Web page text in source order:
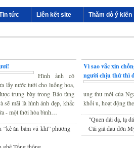
tức Liên kết site Thăm dò ý kiến
Hình ảnh cô
lấy nước tưới cho luống hoa,
trưng bày trong Bảo tàng
sẽ mãi là hình ảnh đẹp, khắc
- một thời hòa bình…
“kẻ ăn bám vũ khí” phương
Vì sao vắc xin
người chịu thử thì
ung thư mới của
khối u, hoạt động
"Quen dái dạ, lạ
Cái giá đau đớn